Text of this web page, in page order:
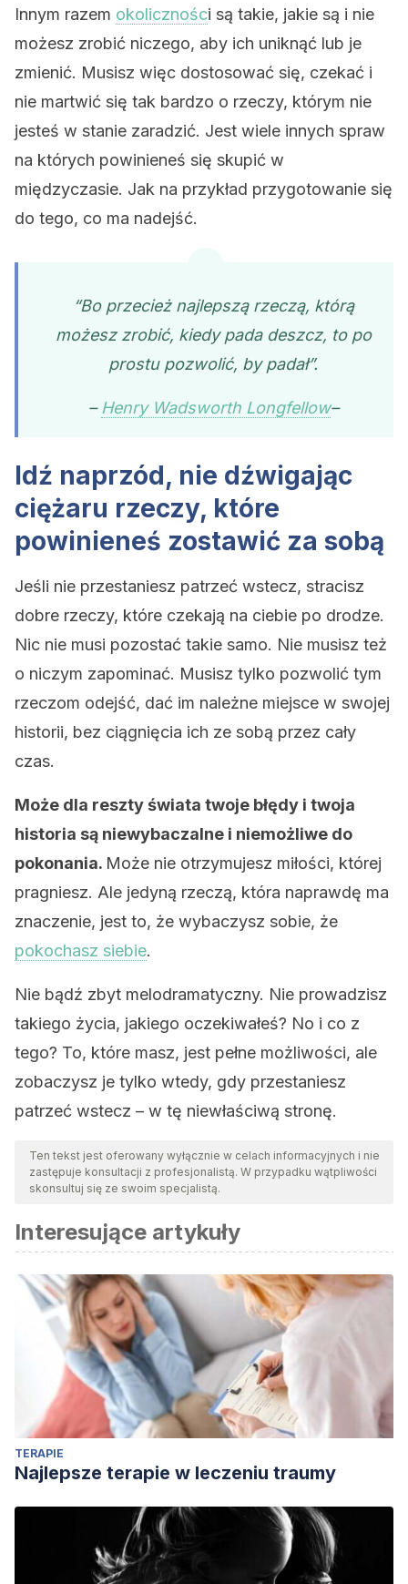
Innym razem okoliczności są takie, jakie są i nie
możesz zrobić niczego, aby ich uniknąć lub je
zmienić. Musisz więc dostosować się, czekać i
nie martwić się tak bardzo o rzeczy, którym nie
jesteś w stanie zaradzić. Jest wiele innych spraw
na których powinieneś się skupić w
międzyczasie. Jak na przykład przygotowanie się
do tego, co ma nadejść.
“Bo przecież najlepszą rzeczą, którą
możesz zrobić, kiedy pada deszcz, to po
prostu pozwolić, by padał”.
–Henry Wadsworth Longfellow–
Idź naprzód, nie dźwigając
ciężaru rzeczy, które
powinieneś zostawić za sobą
Jeśli nie przestaniesz patrzeć wstecz, stracisz
dobre rzeczy, które czekają na ciebie po drodze.
Nic nie musi pozostać takie samo. Nie musisz też
o niczym zapominać. Musisz tylko pozwolić tym
rzeczom odejść, dać im należne miejsce w swojej
historii, bez ciągnięcia ich ze sobą przez cały
czas.
Może dla reszty świata twoje błędy i twoja
historia są niewybaczalne i niemożliwe do
pokonania. Może nie otrzymujesz miłości, której
pragniesz. Ale jedyną rzeczą, która naprawdę ma
znaczenie, jest to, że wybaczysz sobie, że
pokochasz siebie.
Nie bądź zbyt melodramatyczny. Nie prowadzisz
takiego życia, jakiego oczekiwałeś? No i co z
tego? To, które masz, jest pełne możliwości, ale
zobaczysz je tylko wtedy, gdy przestaniesz
patrzeć wstecz – w tę niewłaściwą stronę.
Ten tekst jest oferowany wyłącznie w celach informacyjnych i nie
zastępuje konsultacji z profesjonalistą. W przypadku wątpliwości
skonsultuj się ze swoim specjalistą.
Interesujące artykuły
TERAPIE
Najlepsze terapie w leczeniu traumy